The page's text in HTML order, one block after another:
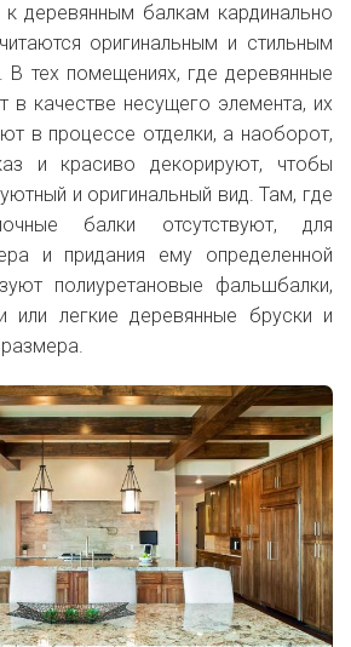
деревянным балкам кардинально
оригинальным и стильным
В тех помещениях, где деревянные
в качестве несущего элемента, их
в процессе отделки, а наоборот,
и красиво декорируют, чтобы
и оригинальный вид. Там, где
балки отсутствуют, для
и придания ему определенной
полиуретановые фальшбалки,
или легкие деревянные бруски и